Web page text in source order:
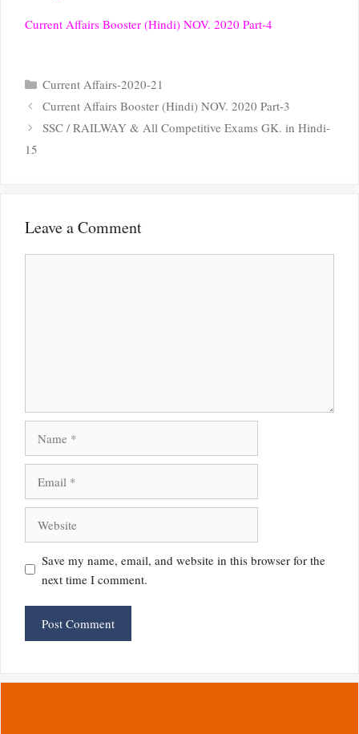
Current Affairs Booster (Hindi) NOV. 2020 Part-4
Categories
Current Affairs-2020-21
Current Affairs Booster (Hindi) NOV. 2020 Part-3
SSC / RAILWAY & All Competitive Exams GK. in Hindi-
15
Leave a Comment
Save my name, email, and website in this browser for the
next time I comment.